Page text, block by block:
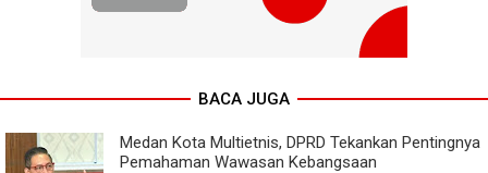
BACA JUGA
Medan Kota Multietnis, DPRD Tekankan Pentingnya
Pemahaman Wawasan Kebangsaan